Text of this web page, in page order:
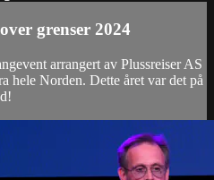
grenser 2024
arrangert av Plussreiser AS
hele Norden. Dette året var det på